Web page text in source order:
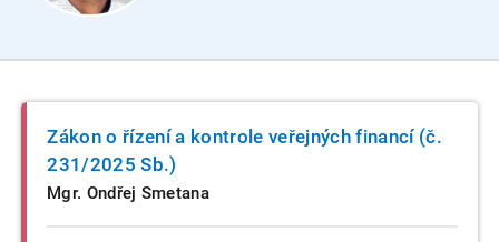
Zákon o řízení a kontrole veřejných financí (č.
231/2025 Sb.)
Mgr. Ondřej Smetana